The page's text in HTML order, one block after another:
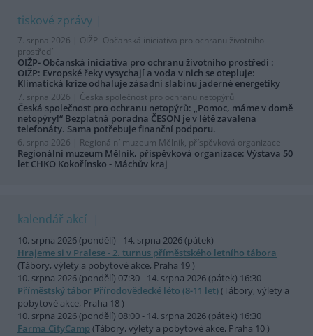
tiskové zprávy
7. srpna 2026 | OIŽP- Občanská iniciativa pro ochranu životního
prostředí
OIŽP- Občanská iniciativa pro ochranu životního prostředí :
OIŽP: Evropské řeky vysychají a voda v nich se otepluje:
Klimatická krize odhaluje zásadní slabinu jaderné energetiky
7. srpna 2026 | Česká společnost pro ochranu netopýrů
Česká společnost pro ochranu netopýrů: „Pomoc, máme v domě
netopýry!“ Bezplatná poradna ČESON je v létě zavalena
telefonáty. Sama potřebuje finanční podporu.
6. srpna 2026 | Regionální muzeum Mělník, příspěvková organizace
Regionální muzeum Mělník, příspěvková organizace: Výstava 50
let CHKO Kokořínsko - Máchův kraj
kalendář akcí
10. srpna 2026 (pondělí) - 14. srpna 2026 (pátek)
Hrajeme si v Pralese - 2. turnus příměstského letního tábora
(Tábory, výlety a pobytové akce, Praha 19 )
10. srpna 2026 (pondělí) 07:30 - 14. srpna 2026 (pátek) 16:30
Příměstský tábor Přírodovědecké léto (8-11 let)(Tábory, výlety a
pobytové akce, Praha 18 )
10. srpna 2026 (pondělí) 08:00 - 14. srpna 2026 (pátek) 16:30
Farma CityCamp (Tábory, výlety a pobytové akce, Praha 10 )